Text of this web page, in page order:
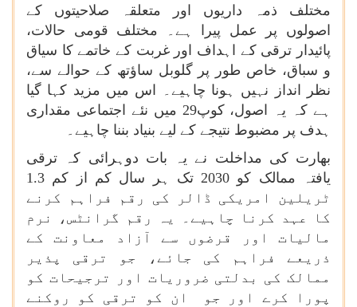
مختلف ذمہ داریوں اور متعلقہ صلاحیتوں کے
اصولوں پر عمل پیرا ہے۔ مختلف قومی حالات،
پائیدار ترقی کے اہداف اور غربت کے خاتمے کا سیاق
و سباق، خاص طور پر گلوبل ساؤتھ کے حوالے سے،
نظر انداز نہیں ہونا چاہیے۔ اس میں مزید کہا گیا
ہے کہ یہ اصول، کوپ29 میں نئے اجتماعی مقداری
ہدف پر مضبوط نتیجے کے لیے بنیاد بننا چاہیے۔
بھارت کی مداخلت نے یہ بات دوہرائی کہ ترقی
یافتہ ممالک کو 2030 تک ہر سال کم از کم 1.3
ٹریلین امریکی ڈالر کی رقم فراہم کرنے
کا عہد کرنا چاہیے۔ یہ رقم گرانٹس، نرم
مالیات اور قرضوں سے آزاد معاونت کے
ذریعے فراہم کی جائے، جو ترقی پذیر
ممالک کی بدلتی ضروریات اور ترجیحات کو
پورا کرے اور جو ان کو ترقی کو روکنے